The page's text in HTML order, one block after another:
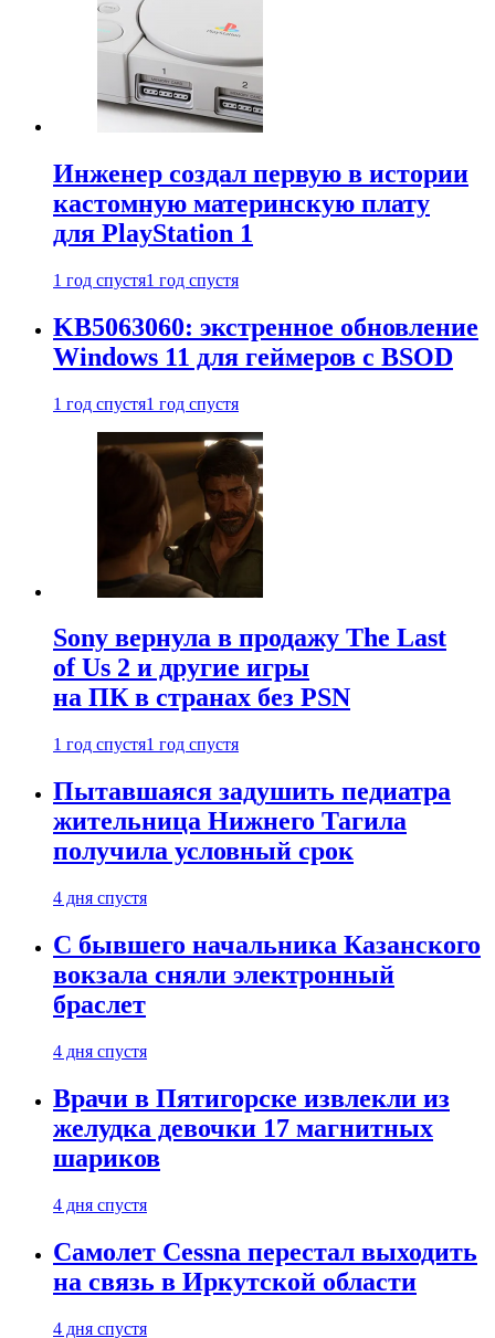
Инженер создал первую в истории
кастомную материнскую плату
для PlayStation 1
1 год спустя1 год спустя
KB5063060: экстренное обновление
Windows 11 для геймеров с BSOD
1 год спустя1 год спустя
Sony вернула в продажу The Last
of Us 2 и другие игры
на ПК в странах без PSN
1 год спустя1 год спустя
Пытавшаяся задушить педиатра
жительница Нижнего Тагила
получила условный срок
4 дня спустя
С бывшего начальника Казанского
вокзала сняли электронный
браслет
4 дня спустя
Врачи в Пятигорске извлекли из
желудка девочки 17 магнитных
шариков
4 дня спустя
Самолет Cessna перестал выходить
на связь в Иркутской области
4 дня спустя